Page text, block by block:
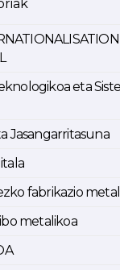
eta
Jasangarritasuna
fabrikazio
metalikoa